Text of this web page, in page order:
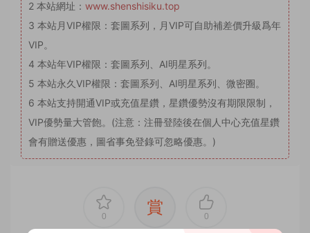
2 本站網址： www.shenshisiku.top
3 本站月VIP權限：套圖系列，月VIP可自助補差價升級爲年
VIP。
4 本站年VIP權限：套圖系列、AI明星系列。
5 本站永久VIP權限：套圖系列、AI明星系列、微密圈。
6 本站支持開通VIP或充值星鑽，星鑽優勢沒有期限限制，
VIP優勢量大管飽。(注意：注冊登陸後在個人中心充值星鑽
會有贈送優惠，圖省事免登錄可忽略優惠。)
0 賞 0